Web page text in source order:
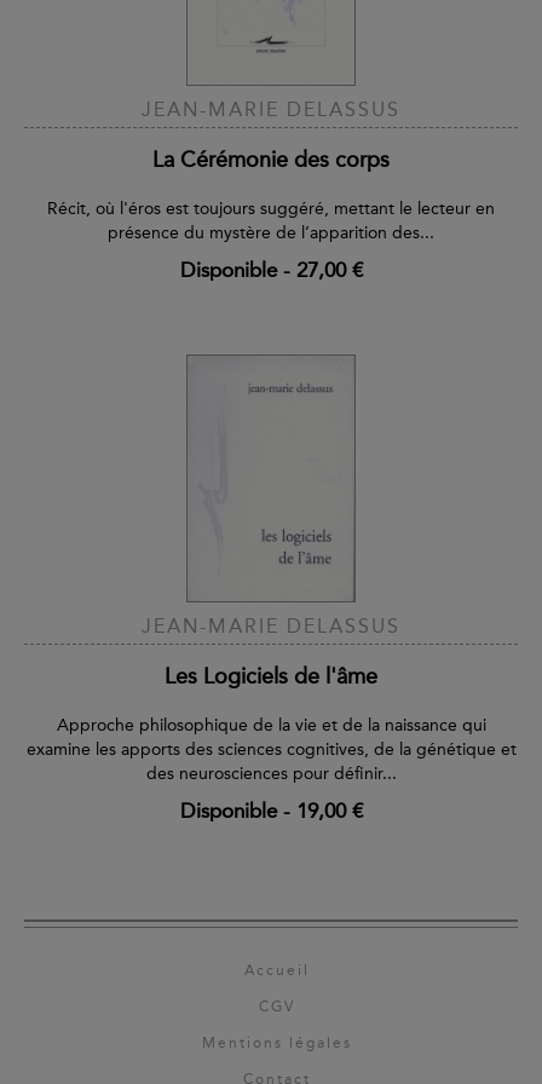
JEAN-MARIE DELASSUS
La Cérémonie des corps
Récit, où l'éros est toujours suggéré, mettant le lecteur en
présence du mystère de l’apparition des...
Disponible- 27,00 €
JEAN-MARIE DELASSUS
Les Logiciels de l'âme
Approche philosophique de la vie et de la naissance qui
examine les apports des sciences cognitives, de la génétique et
des neurosciences pour définir...
Disponible- 19,00 €
Accueil
CGV
Mentions légales
Contact